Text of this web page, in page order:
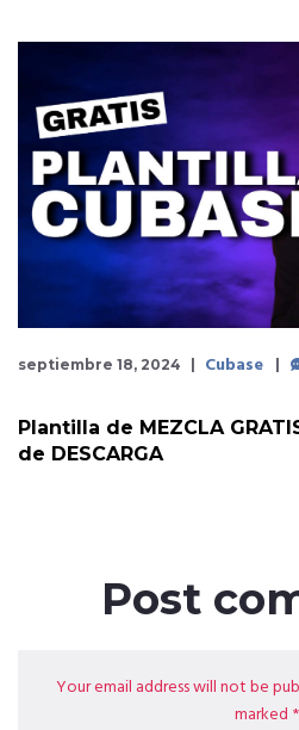
septiembre 18, 2024 Cubase
Plantilla de MEZCLA
de DESCARGA
Post
Your email address will not be
marked *